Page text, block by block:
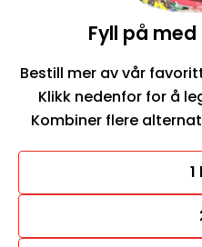
Fyll på
Bestill mer av vår
Klikk nedenfor for å
Kombiner flere
1